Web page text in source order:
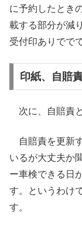
に予約したとき
載する部分が減
受付印ありでで
印紙、自賠
次に、自賠責
自賠責を更新
いるが大丈夫か
ー車検できる日
す。というわけ
す。